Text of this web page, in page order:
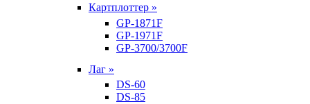
Картплоттер »
GP-1871F
GP-1971F
GP-3700/3700F
Лаг »
DS-60
DS-85